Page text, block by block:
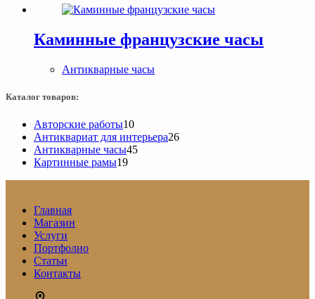
Каминные французские часы
Антикварные часы
Каталог товаров:
Авторские работы1010
товаров
Антиквариат для интерьера2626
Антикварные часы4545
Картинные рамы1919
Главная
Магазин
Услуги
Портфолио
Статьи
Контакты